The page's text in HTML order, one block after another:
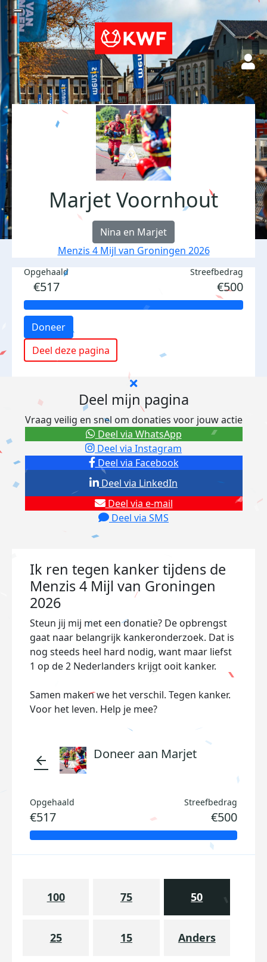
Marjet Voornhout
Nina en Marjet
Menzis 4 Mijl van Groningen 2026
Opgehaald
€517
Streefbedrag
€500
Doneer
Deel deze pagina
Deel mijn pagina
Vraag veilig en snel om donaties voor jouw actie
Deel via Facebook
Deel via Instagram
Deel via e-mail
Deel via SMS
Deel via LinkedIn
Deel via WhatsApp
Ik ren tegen kanker tijdens de
Menzis 4 Mijl van Groningen
2026
Steun jij mij met een donatie? De opbrengst
gaat naar belangrijk kankeronderzoek. Dat is
nog steeds heel hard nodig, want maar liefst
1 op de 2 Nederlanders krijgt ooit kanker.
Samen maken we het verschil. Tegen kanker.
Voor het leven. Help je mee?
arrow_back Doneer aan Marjet
Opgehaald
€517
Streefbedrag
€500
100 75 50
25 15 Anders